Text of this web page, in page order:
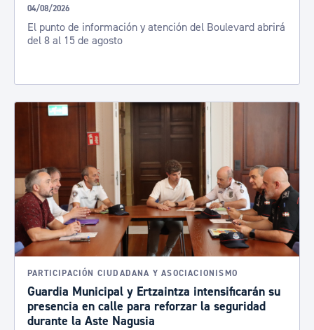
04/08/2026
El punto de información y atención del Boulevard abrirá
del 8 al 15 de agosto
PARTICIPACIÓN CIUDADANA Y ASOCIACIONISMO
Guardia Municipal y Ertzaintza intensificarán su
presencia en calle para reforzar la seguridad
durante la Aste Nagusia